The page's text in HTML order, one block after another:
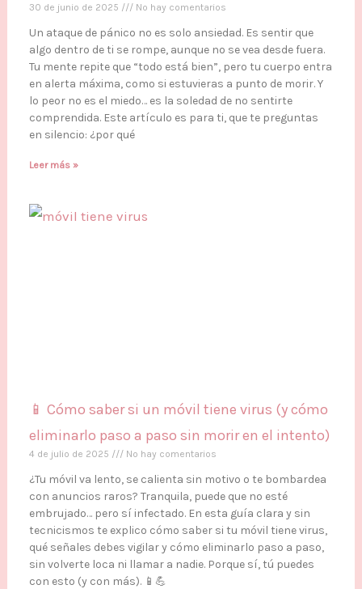
30 de junio de 2025 No hay comentarios
Un ataque de pánico no es solo ansiedad. Es sentir que
algo dentro de ti se rompe, aunque no se vea desde fuera.
Tu mente repite que “todo está bien”, pero tu cuerpo entra
en alerta máxima, como si estuvieras a punto de morir. Y
lo peor no es el miedo… es la soledad de no sentirte
comprendida. Este artículo es para ti, que te preguntas
en silencio: ¿por qué
Leer más »
📱 Cómo saber si un móvil tiene virus (y cómo
eliminarlo paso a paso sin morir en el intento)
4 de julio de 2025 No hay comentarios
¿Tu móvil va lento, se calienta sin motivo o te bombardea
con anuncios raros? Tranquila, puede que no esté
embrujado… pero sí infectado. En esta guía clara y sin
tecnicismos te explico cómo saber si tu móvil tiene virus,
qué señales debes vigilar y cómo eliminarlo paso a paso,
sin volverte loca ni llamar a nadie. Porque sí, tú puedes
con esto (y con más). 📱💪